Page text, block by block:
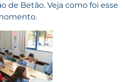
de Betão. Veja como foi esse